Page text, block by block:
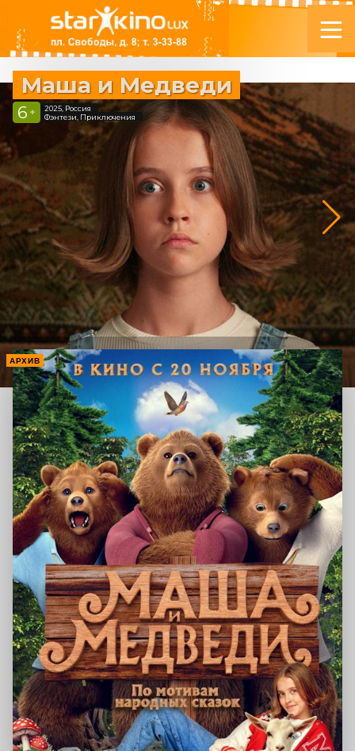
Маша и Медведи
6 +
2025, Россия
Фэнтези, Приключения
АРХИВ